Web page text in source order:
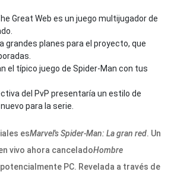
Great Web es un juego multijugador de
grandes planes para el proyecto, que
el típico juego de Spider-Man con tus
del PvP presentaría un estilo de
para la serie.
esMarvel's Spider-Man: La gran red. Un
vivo ahora canceladoHombre
PC. Revelada a través de